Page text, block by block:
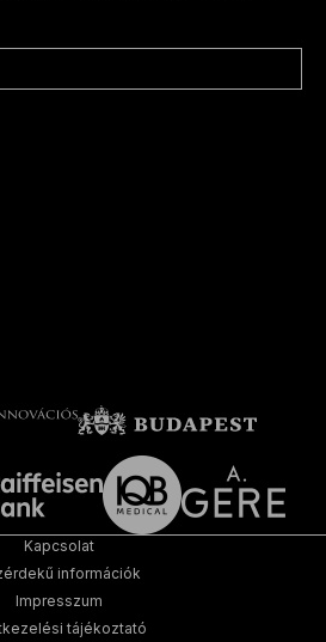
Kapcsolat
információk
Impresszum
tájékoztató